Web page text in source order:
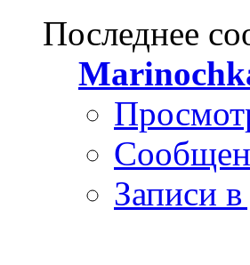
Последнее
Записи